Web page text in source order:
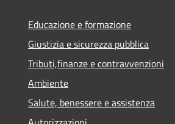
Educazione e formazione
Giustizia e sicurezza pubblica
Tributi,finanze e contravvenzioni
Ambiente
Salute, benessere e assistenza